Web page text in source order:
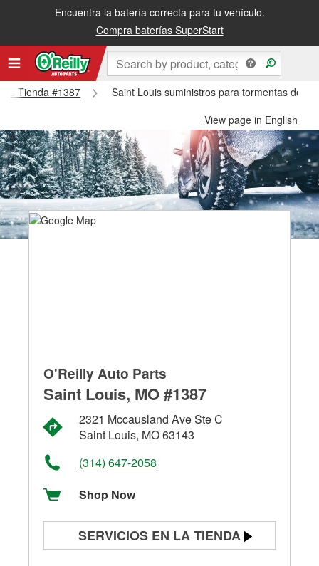
Encuentra la batería correcta para tu vehículo.
Compra baterías SuperStart
Tienda #1387
Saint Louis suministros para tormentas de
View page in English
O'Reilly Auto Parts
Saint Louis, MO #1387
2321 Mccausland Ave Ste C
Saint Louis, MO 63143
(314) 647-2058
Shop Now
SERVICIOS EN LA TIENDA